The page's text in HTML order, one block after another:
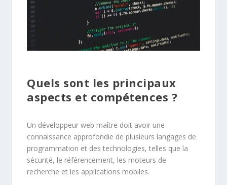
Quels sont les principaux
aspects et compétences ?
Un développeur web maître doit avoir une
connaissance approfondie de plusieurs langages de
programmation et des technologies, telles que la
sécurité, le référencement, les moteurs de
recherche et les applications mobiles.